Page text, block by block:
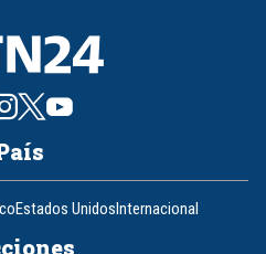
Estados UnidosInternacional